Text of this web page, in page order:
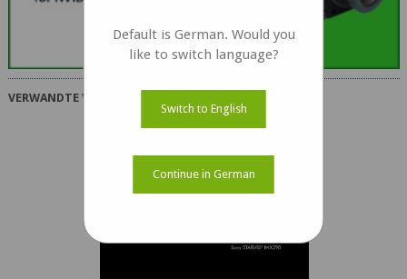
VERWANDTE VIDEOS
Default is German. Would you
like to switch language?
Switch to English
Continue in German